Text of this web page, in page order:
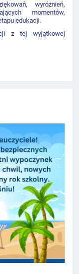
wyróżnień,
momentów,
edukacji.
z tej wyjątkowej